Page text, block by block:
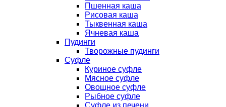
Пшенная каша
Рисовая каша
Тыквенная каша
Ячневая каша
Пудинги
Творожные пудинги
Суфле
Куриное суфле
Мясное суфле
Овощное суфле
Рыбное суфле
Суфле из печени